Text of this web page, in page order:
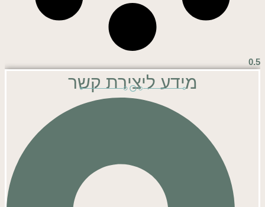
מידע ליצירת קשר